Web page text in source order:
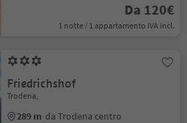
Da 120€
1 notte / 1 appartamento IVA incl.
Friedrichshof
Trodena,
289 m da Trodena centro